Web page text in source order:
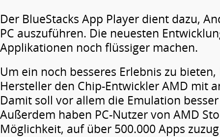
Der BlueStacks App Player dient dazu,
PC auszuführen. Die neuesten
Applikationen noch flüssiger machen.
Um ein noch besseres Erlebnis zu
Hersteller den Chip-Entwickler AMD mit
Damit soll vor allem die Emulation
Außerdem haben PC-Nutzer von AMD
Möglichkeit, auf über 500.000 Apps